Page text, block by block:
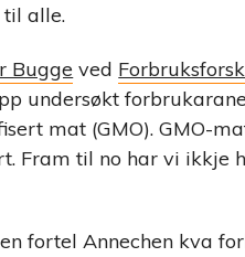
alle.
Bugge ved
undersøkt
mat (GMO). GMO-
Fram til no har vi ikkje
fortel Annechen kva